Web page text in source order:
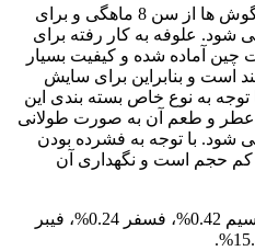
استفاده از این محصول برای خرگوش ها از سن 8 ماهگی و برای
توصیه می شود. علوفه به کار رفته برای
آماده شده و کیفیت بسیار
است و بنابراین برای سایش
توجه به نوع خاص بسته بندی این
و طعم آن به صورت طولانی
می شود. با توجه به فشرده بودن
حجم است و نگهداری آن
رطوبت 10%، کلسیم 0.42%، فسفر 0.24%، فیبر